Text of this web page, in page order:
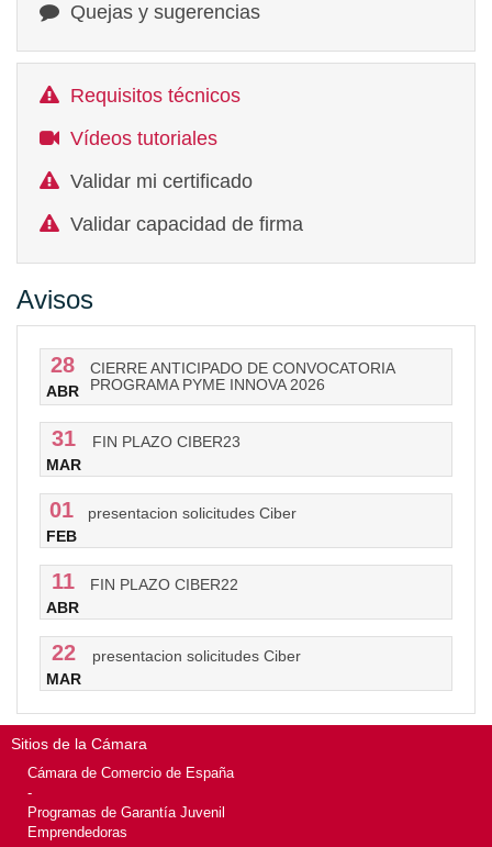
Quejas y sugerencias
Requisitos técnicos
Vídeos tutoriales
Validar mi certificado
Validar capacidad de firma
Avisos
28
ABR
CIERRE ANTICIPADO DE CONVOCATORIA
PROGRAMA PYME INNOVA 2026
31
MAR
FIN PLAZO CIBER23
01
FEB
presentacion solicitudes Ciber
11
ABR
FIN PLAZO CIBER22
22
MAR
presentacion solicitudes Ciber
Sitios de la Cámara
Cámara de Comercio de España
-
Programas de Garantía Juvenil
Emprendedoras